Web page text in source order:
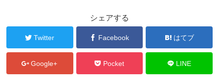
シェアする
Twitter Facebook はてブ
Google+ Pocket LINE